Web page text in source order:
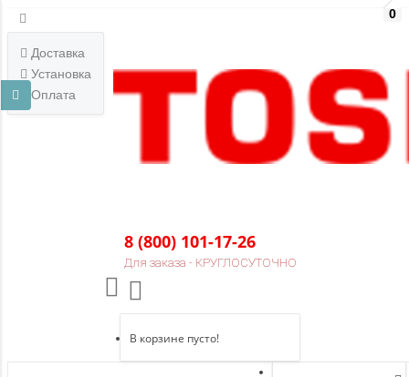
Доставка
Установка
Оплата
8 (800) 101-17-26
Для заказа - КРУГЛОСУТОЧНО
0
В корзине пусто!